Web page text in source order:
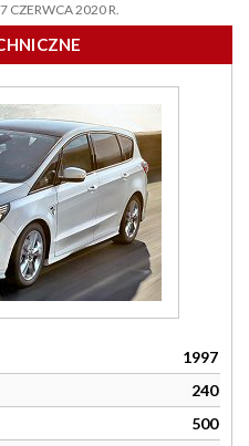
CZERWCA 2020 R.
1997
240
500